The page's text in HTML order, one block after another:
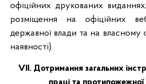
офіційних друкованих
розміщення на офіційних
державної влади та на власному
наявності).
VІІ. Дотримання загальних